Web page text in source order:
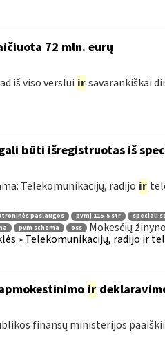
72 mln. eurų
iš viso verslui ir savarankiškai
būti išregistruotas iš
Telekomunikacijų, radijo ir
paslaugos pvmį 115-5 str
speciali
pvm schema oss Mokesčių
» Telekomunikacijų, radijo ir
ir
finansų ministerijos